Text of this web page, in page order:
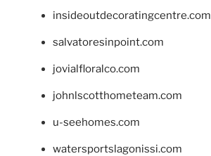
insideoutdecoratingcentre.com
salvatoresinpoint.com
jovialfloralco.com
johnlscotthometeam.com
u-seehomes.com
watersportslagonissi.com